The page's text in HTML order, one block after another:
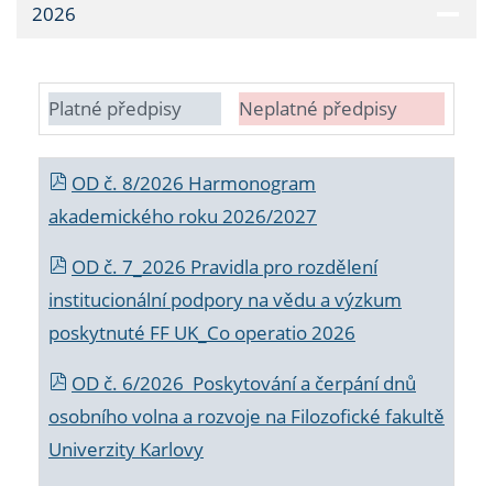
2026
Platné předpisy Neplatné předpisy
OD č. 8/2026 Harmonogram
akademického roku 2026/2027
OD č. 7_2026 Pravidla pro rozdělení
institucionální podpory na vědu a výzkum
poskytnuté FF UK_Co operatio 2026
OD č. 6/2026 Poskytování a čerpání dnů
osobního volna a rozvoje na Filozofické fakultě
Univerzity Karlovy